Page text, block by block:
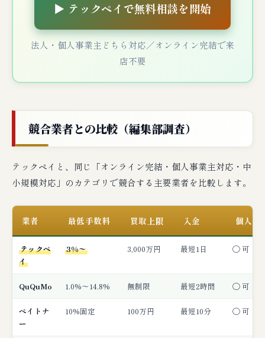
▶ テックペイで無料相談を開始
法人・個人事業主どちら対応／オンライン完結で来
店不要
競合業者との比較（編集部調査）
テックペイと、同じ「オンライン完結・個人事業主対応・中
小規模対応」のカテゴリで競合する主要業者を比較します。
業者 最低手数料 買取上限 入金 個人事
テックペ
イ
3%〜 3,000万円 最短1日 ◯ 可
QuQuMo 1.0%〜14.8% 無制限 最短2時間 ◯ 可
ペイトナ
ー
10%固定 100万円 最短10分 ◯ 可